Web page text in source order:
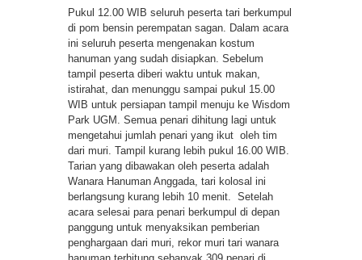
Pukul 12.00 WIB seluruh peserta tari berkumpul
di pom bensin perempatan sagan. Dalam acara
ini seluruh peserta mengenakan kostum
hanuman yang sudah disiapkan. Sebelum
tampil peserta diberi waktu untuk makan,
istirahat, dan menunggu sampai pukul 15.00
WIB untuk persiapan tampil menuju ke Wisdom
Park UGM. Semua penari dihitung lagi untuk
mengetahui jumlah penari yang ikut oleh tim
dari muri. Tampil kurang lebih pukul 16.00 WIB.
Tarian yang dibawakan oleh peserta adalah
Wanara Hanuman Anggada, tari kolosal ini
berlangsung kurang lebih 10 menit. Setelah
acara selesai para penari berkumpul di depan
panggung untuk menyaksikan pemberian
penghargaan dari muri, rekor muri tari wanara